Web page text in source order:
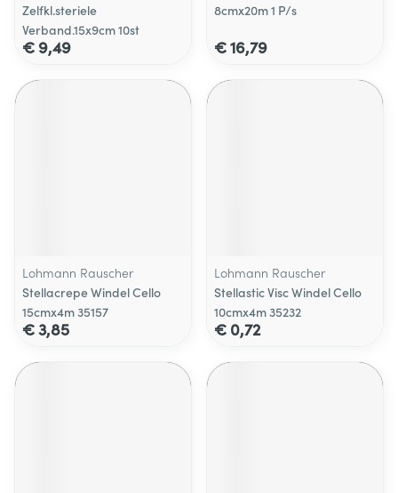
Zelfkl.steriele
Verband.15x9cm 10st
€ 9,49
8cmx20m 1 P/s
€ 16,79
Lohmann Rauscher
Stellacrepe Windel Cello
15cmx4m 35157
€ 3,85
Lohmann Rauscher
Stellastic Visc Windel Cello
10cmx4m 35232
€ 0,72